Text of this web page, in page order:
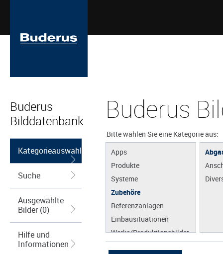
Buderus
Bilddatenbank
Kategorieauswahl
Suche
Ausgewählte
Bilder (0)
Hilfe und
Informationen
Buderus
Bitte wählen Sie eine Kategorie aus:
Apps
Produkte
Systeme
Zubehöre
Referenzanlagen
Einbausituationen
Werke/Produktionsbilder